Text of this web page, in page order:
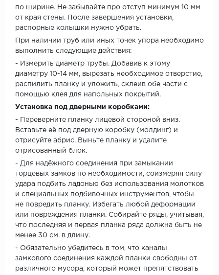
по ширине. Не забывайте про отступ минимум 10 мм
от края стены. После завершения установки,
распорные колышки нужно убрать.
При наличии труб или иных точек упора необходимо
выполнить следующие действия:
- Измерить диаметр трубы. Добавив к этому
диаметру 10-14 мм, вырезать необходимое отверстие,
распилить планку и уложить, склеив обе части с
помощью клея для напольных покрытий.
Установка под дверными коробками:
- Переверните планку лицевой стороной вниз.
Вставьте её под дверную коробку (молдинг) и
отрисуйте абрис. Выньте планку и удалите
отрисованный блок.
- Для надёжного соединения при замыкании
торцевых замков по необходимости, соизмеряя силу
удара подбить ладонью без использования молотков
и специальных подбивочных инструментов, чтобы
не повредить планку. Избегать любой деформации
или повреждения планки. Собирайте ряды, учитывая,
что последняя и первая планка ряда должна быть не
менее 30 см. в длину.
- Обязательно убедитесь в том, что каналы
замкового соединения каждой планки свободны от
различного мусора, который может препятствовать